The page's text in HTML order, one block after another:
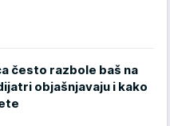
često razbole baš na
objašnjavaju i kako